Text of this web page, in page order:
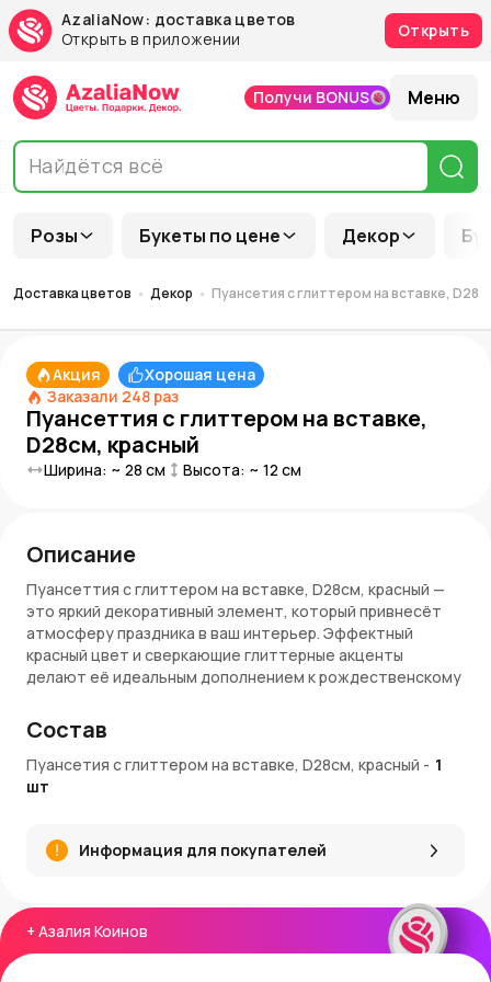
AzaliaNow: доставка цветов
Открыть в приложении
Открыть
Розы Букеты по цене Декор
Получи BONUS Меню
Доставка цветов Декор Пуансетия с глиттером на вставке,
Акция
Хорошая цена
Заказали 248 раз
Пуансеттия с глиттером на вставке,
D28см, красный
Ширина: ~ 28 см Высота: ~ 12 см
+ Азалия Коинов
Описание
Пуансеттия с глиттером на вставке, D28см, красный —
это яркий декоративный элемент, который привнесёт
атмосферу праздника в ваш интерьер. Эффектный
красный цвет и сверкающие глиттерные акценты
делают её идеальным дополнением к рождественскому
Материалы и качество
Цветок изготовлен из высококачественного текстиля,
украшенного глиттером и пайетками, что создаёт
обеспечивают долгий срок службы изделия, а лёгкая
конструкция позволяет использовать его в различных
устойчивость и лёгкость крепления.
Применение и украшение интерьера
Состав
Пуансетия с глиттером на вставке, D28см, красный - 1
шт
Информация для покупателей